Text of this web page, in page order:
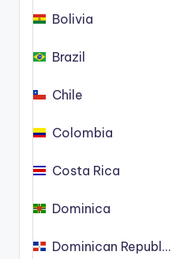
Bolivia
Brazil
Chile
Colombia
Costa Rica
Dominica
Dominican Republic